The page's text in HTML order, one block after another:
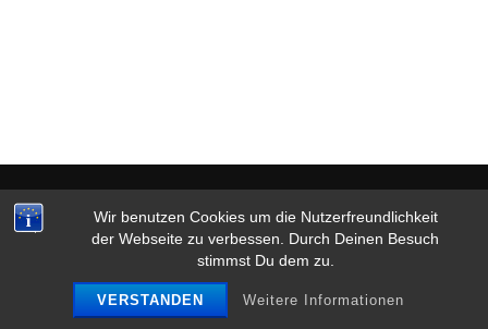
Wir benutzen Cookies um die Nutzerfreundlichkeit
der Webseite zu verbessen. Durch Deinen Besuch
stimmst Du dem zu.
VERSTANDEN Weitere Informationen
Datenschutz & Impressum
Copyright © 2026 Tanzsalon Zippel
Inspiro Themevon WPZOOM